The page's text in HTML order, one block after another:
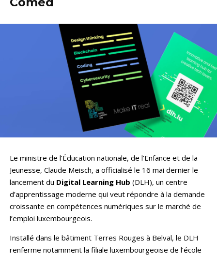
Le ministre de l’Éducation nationale, de l’Enfance et de la
Jeunesse, Claude Meisch, a officialisé le 16 mai dernier le
lancement du Digital Learning Hub (DLH), un centre
d’apprentissage moderne qui veut répondre à la demande
croissante en compétences numériques sur le marché de
l’emploi luxembourgeois.
Installé dans le bâtiment Terres Rouges à Belval, le DLH
renferme notamment la filiale luxembourgeoise de l’école